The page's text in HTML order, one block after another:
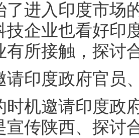
了进入印度市场
技企业也看好印
有所接触，探讨
度政府官员、
邀请印度政府
宣传陕西、探讨